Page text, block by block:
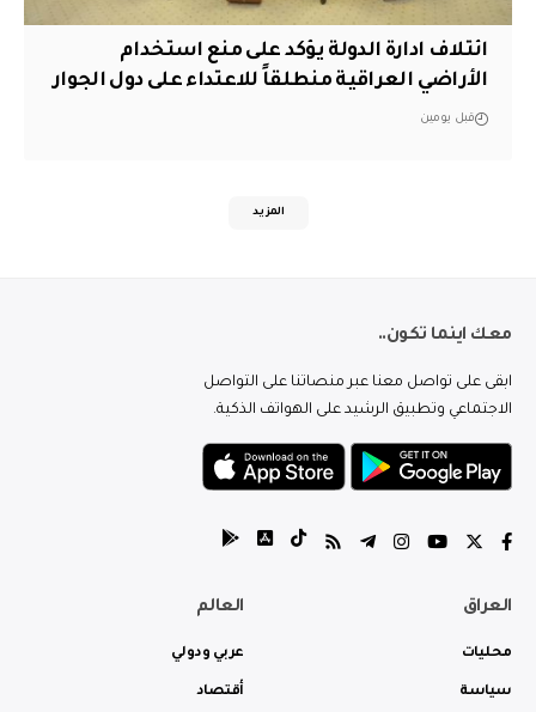
ائتلاف ادارة الدولة يؤكد على منع استخدام
الأراضي العراقية منطلقاً للاعتداء على دول الجوار
قبل يومين
المزيد
معك اينما تكون..
ابقى على تواصل معنا عبر منصاتنا على التواصل
الاجتماعي وتطبيق الرشيد على الهواتف الذكية.
العراق
محليات
سياسة
العالم
عربي ودولي
أقتصاد